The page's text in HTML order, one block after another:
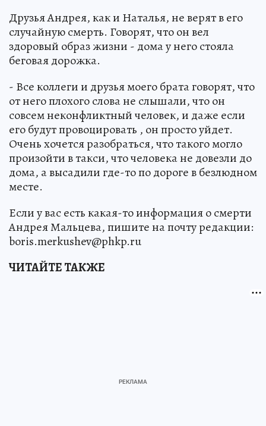
Друзья Андрея, как и Наталья, не верят в его
случайную смерть. Говорят, что он вел
здоровый образ жизни - дома у него стояла
беговая дорожка.
- Все коллеги и друзья моего брата говорят, что
от него плохого слова не слышали, что он
совсем неконфликтный человек, и даже если
его будут провоцировать , он просто уйдет.
Очень хочется разобраться, что такого могло
произойти в такси, что человека не довезли до
дома, а высадили где-то по дороге в безлюдном
месте.
Если у вас есть какая-то информация о смерти
Андрея Мальцева, пишите на почту редакции:
boris.merkushev@phkp.ru
ЧИТАЙТЕ ТАКЖЕ